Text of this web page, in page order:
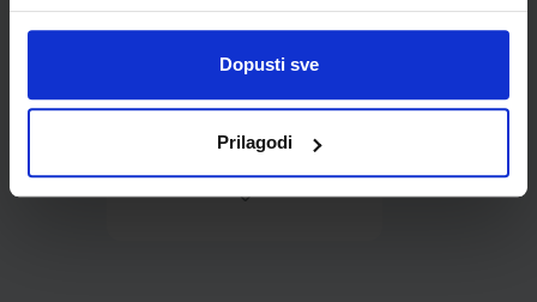
Dopusti sve
Prilagodi
0,85 €